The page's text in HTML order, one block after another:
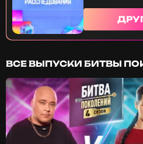
ВСЕ ВЫПУСКИ БИТВЫ